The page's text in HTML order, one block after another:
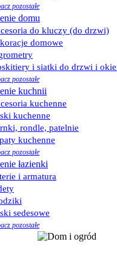
pozostałe
domu
do kluczy (do drzwi)
domowe
i siatki do drzwi i
pozostałe
kuchnii
kuchenne
kuchenne
rondle, patelnie
kuchenne
pozostałe
łazienki
i armatura
sedesowe
pozostałe